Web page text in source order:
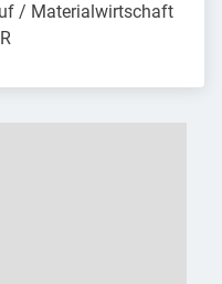
/ Materialwirtschaft